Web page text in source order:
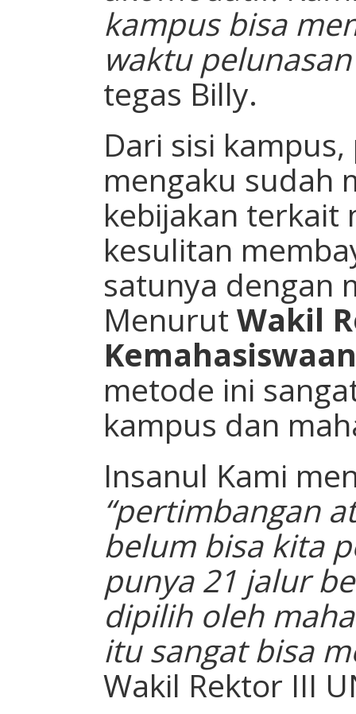
kampus bisa
waktu
tegas Billy.
Dari sisi
mengaku sudah
kebijakan terkait
kesulitan
satunya dengan
Menurut Wakil
metode ini
kampus dan
Insanul Kami
“pertimbangan
belum bisa kita
punya 21 jalur
dipilih oleh
itu sangat bisa
Wakil Rektor III